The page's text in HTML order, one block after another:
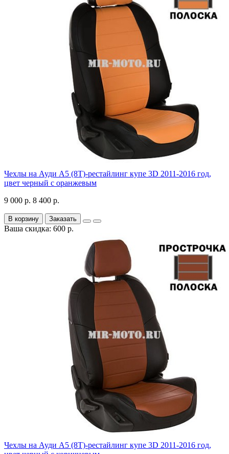
Чехлы на Ауди А5 (8Т)-рестайлинг купе 3D 2011-2016 год,
цвет черный с оранжевым
9 000 р. 8 400 р.
В корзину Заказать
Ваша скидка: 600 р.
Чехлы на Ауди А5 (8Т)-рестайлинг купе 3D 2011-2016 год,